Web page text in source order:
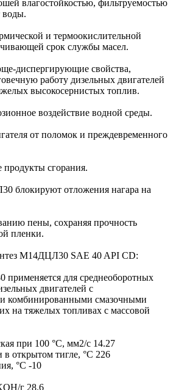
влагостойкостью, фильтруемостью
воды.
и термоокислительной
срок службы масел.
диспергирующие свойства,
работу дизельных двигателей
высокосернистых топлив.
воздействие водной среды.
от поломок и преждевременного
сгорания.
блокируют отложения нагара на
пены, сохраняя прочность
пленки.
М14ДЦЛ30 SAE 40 API CD:
для среднеоборотных
двигателей с
комбинированными смазочными
на тяжелых топливах с массовой
при 100 °С, мм2/с 14.27
открытом тигле, °С 226
°С -10
г 28.6